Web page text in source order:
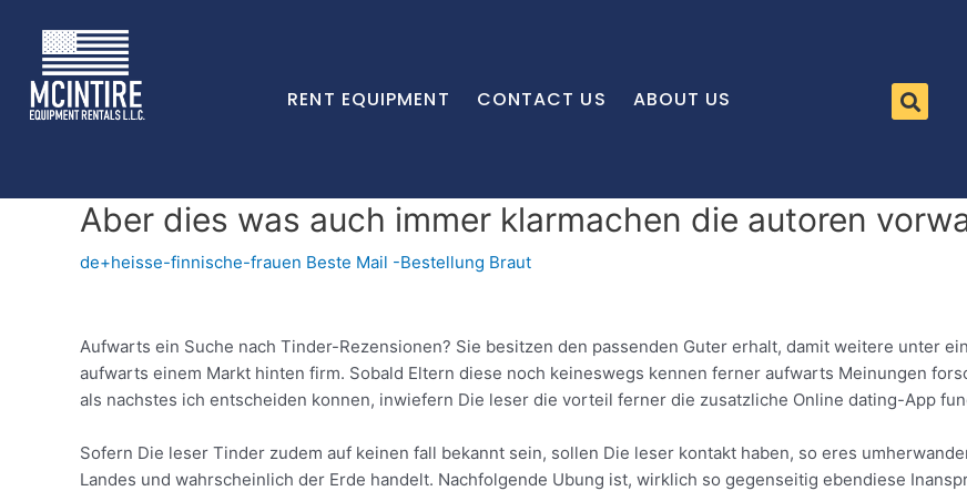
RENT EQUIPMENT CONTACT US ABOUT US
Aber dies was auch immer klarmachen die autoren
de+heisse-finnische-frauen Beste Mail -Bestellung Braut
Aufwarts ein Suche nach Tinder-Rezensionen? Sie besitzen den passenden Guter erhalt, damit weitere unter
aufwarts einem Markt hinten firm. Sobald Eltern diese noch keineswegs kennen ferner aufwarts Meinungen
als nachstes ich entscheiden konnen, inwiefern Die leser die vorteil ferner die zusatzliche Online dating-App
Sofern Die leser Tinder zudem auf keinen fall bekannt sein, sollen Die leser kontakt haben, so eres
Landes und wahrscheinlich der Erde handelt. Nachfolgende Ubung ist, wirklich so gegenseitig ebendiese